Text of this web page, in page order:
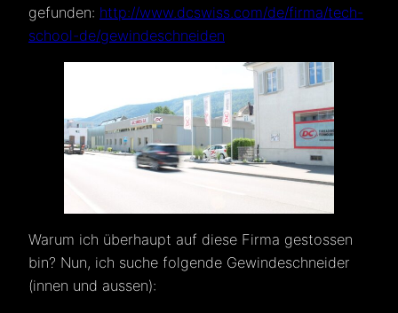
gefunden: http://www.dcswiss.com/de/firma/tech-
school-de/gewindeschneiden
Warum ich überhaupt auf diese Firma gestossen
bin? Nun, ich suche folgende Gewindeschneider
(innen und aussen):